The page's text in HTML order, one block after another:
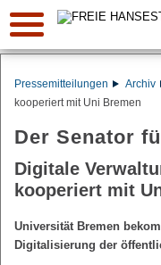
Suche:
Pressemitteilungen Archiv
kooperiert mit Uni Bremen
Der Senator
Digitale
kooperiert mit
Universität Bremen
Digitalisierung der